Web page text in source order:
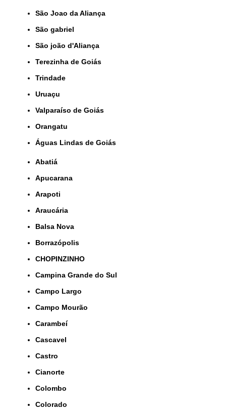
São Joao da Aliança
São gabriel
São joão d'Aliança
Terezinha de Goiás
Trindade
Uruaçu
Valparaíso de Goiás
orangatu
Águas Lindas de Goiás
Abatiá
Apucarana
Arapoti
Araucária
Balsa Nova
Borrazópolis
CHOPINZINHO
Campina Grande do Sul
Campo Largo
Campo Mourão
Carambeí
Cascavel
Castro
Cianorte
Colombo
Colorado